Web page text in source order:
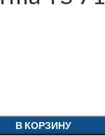
В КОРЗИНУ